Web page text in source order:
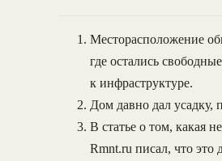
Месторасположение
где остались
к инфраструктуре.
Дом давно дал усадку,
В статье о том, какая
Rmnt.ru писал, что